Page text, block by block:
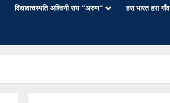
विद्यावाचस्पति अश्विनी राय “अरुण” हरा भारत हरा गाँव